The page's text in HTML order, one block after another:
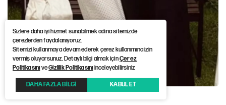
Sizlere daha iyi hizmet sunabilmek adına sitemizde
çerezlerden faydalanıyoruz.
Sitemizi kullanmaya devam ederek çerez kullanımına izin
vermiş oluyorsunuz. Detaylı bilgi almak içinÇerez
PolitikasınıveGizlilik Politikasınıinceleyebilirsiniz
DAHA FAZLA BİLGİ KABUL ET